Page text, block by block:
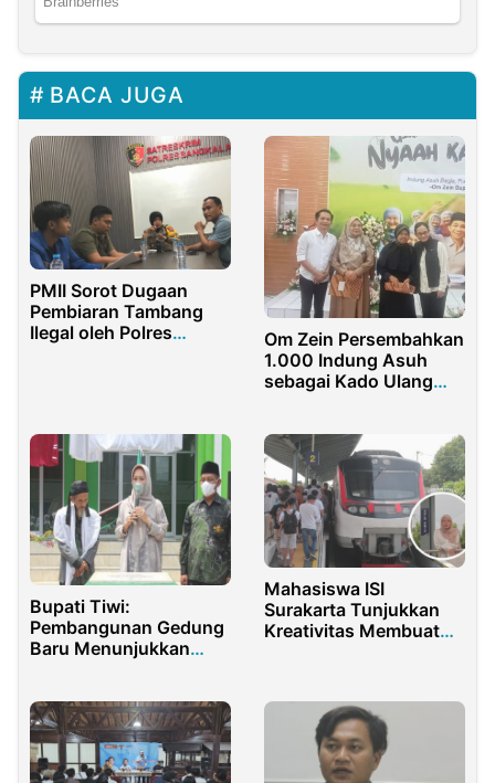
BACA JUGA
PMII Sorot Dugaan
Pembiaran Tambang
Ilegal oleh Polres
Om Zein Persembahkan
1.000 Indung Asuh
sebagai Kado Ulang
Bupati Tiwi:
Pembangunan Gedung
Baru Menunjukkan
Mahasiswa ISI
Surakarta Tunjukkan
Kreativitas Membuat
Radio Solopos